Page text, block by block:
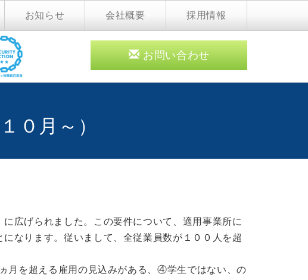
お知らせ 会社概要 採用情報
お問い合わせ
０月～）
広げられました。この要件について、適用事業所に
なります。従いまして、全従業員数が１００人を超
を超える雇用の見込みがある、④学生ではない、の